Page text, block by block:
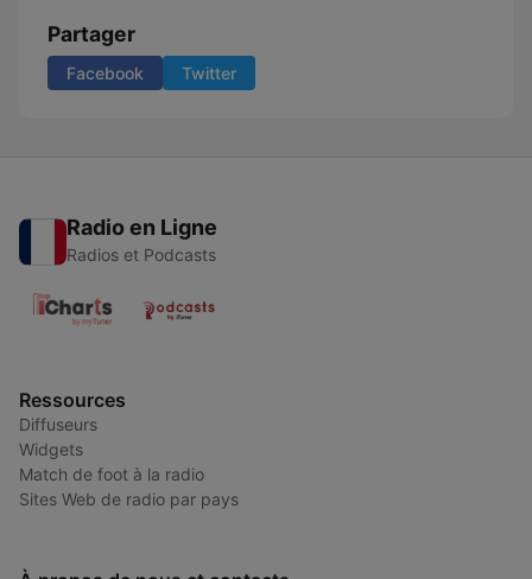
Partager
Facebook Twitter
Radio en Ligne
Radios et Podcasts
Ressources
Diffuseurs
Widgets
Match de foot à la radio
Sites Web de radio par pays